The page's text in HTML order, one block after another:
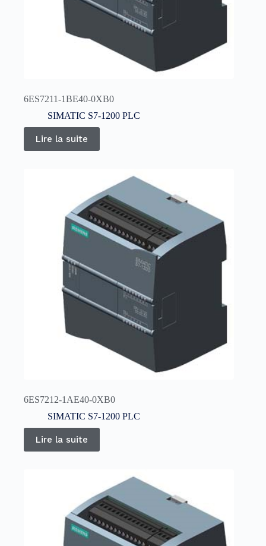
6ES7211-1BE40-0XB0
SIMATIC S7-1200 PLC
Lire la suite
6ES7212-1AE40-0XB0
SIMATIC S7-1200 PLC
Lire la suite